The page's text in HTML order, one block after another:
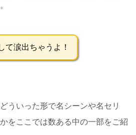
て涙出ちゃうよ！
ういった形で名シーンや名セリ
をここでは数ある中の一部をご紹